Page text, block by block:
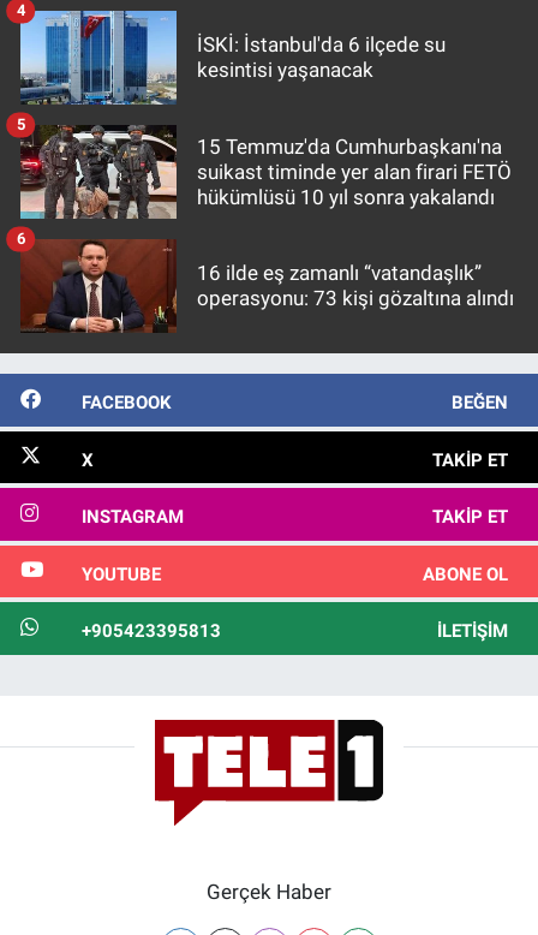
İSKİ: İstanbul'da 6 ilçede su
kesintisi yaşanacak
4
15 Temmuz'da Cumhurbaşkanı'na
suikast timinde yer alan firari FETÖ
hükümlüsü 10 yıl sonra yakalandı
5
16 ilde eş zamanlı “vatandaşlık”
operasyonu: 73 kişi gözaltına alındı
6
FACEBOOK BEĞEN
X TAKIP ET
INSTAGRAM TAKIP ET
YOUTUBE ABONE OL
+905423395813 İLETIŞIM
Gerçek Haber